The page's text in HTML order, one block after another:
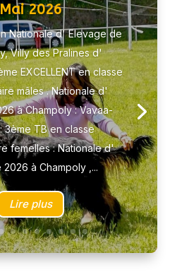
Mai 2026
Nationale d' Elevage de
Villy des Pralines d'
EXCELLENT en classe
mâles . Nationale d'
à Champoly : Vavaa-
3ème TB en classe
femelles : Nationale d'
2026 à Champoly ,...
Lire plus